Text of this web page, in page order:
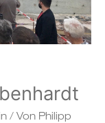
/ Von Philipp